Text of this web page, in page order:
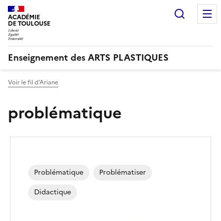
ACADÉMIE
DE TOULOUSE
Enseignement des ARTS PLASTIQUES
Voir le fil d’Ariane
problématique
Problématique
Problématiser
Didactique